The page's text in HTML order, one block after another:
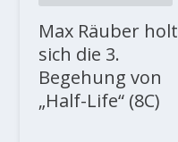
Max Räuber holt
sich die 3.
Begehung von
„Half-Life“ (8C)